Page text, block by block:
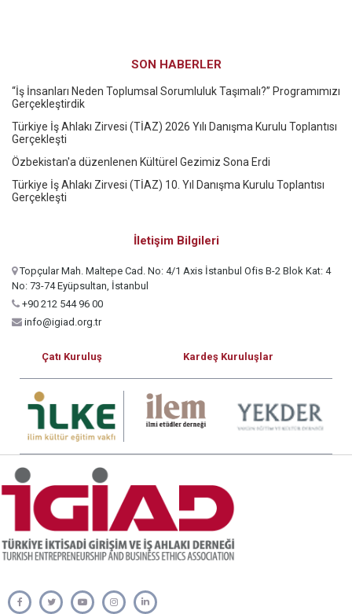
SON HABERLER
“İş İnsanları Neden Toplumsal Sorumluluk Taşımalı?” Programımızı
Gerçekleştirdik
Türkiye İş Ahlakı Zirvesi (TİAZ) 2026 Yılı Danışma Kurulu Toplantısı
Gerçekleşti
Özbekistan'a düzenlenen Kültürel Gezimiz Sona Erdi
Türkiye İş Ahlakı Zirvesi (TİAZ) 10. Yıl Danışma Kurulu Toplantısı
Gerçekleşti
İletişim Bilgileri
Topçular Mah. Maltepe Cad. No: 4/1 Axis İstanbul Ofis B-2 Blok Kat: 4
No: 73-74 Eyüpsultan, İstanbul
+90 212 544 96 00
info@igiad.org.tr
Çatı Kuruluş Kardeş Kuruluşlar